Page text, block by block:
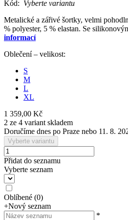
Kód: Vyberte variantu
Metalické a zářivé šortky, velmi
% polyester, 5 % elastan. Se
informací
Oblečení – velikost:
S
M
L
XL
1 359,00 Kč
2 ze 4 variant skladem
Doručíme dnes po Praze nebo 11. 8.
Vyberte variantu
Přidat do seznamu
Vyberte seznam
Oblíbené (0)
+Nový seznam
*